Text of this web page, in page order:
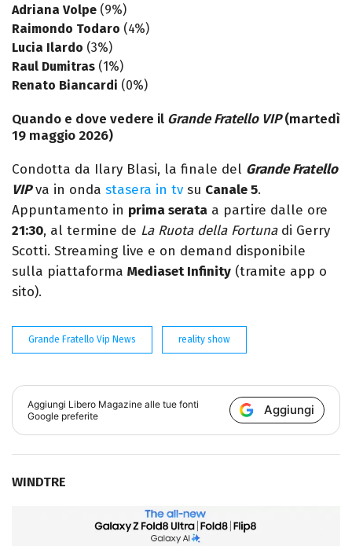
Adriana Volpe (9%)
Raimondo Todaro (4%)
Lucia Ilardo (3%)
Raul Dumitras (1%)
Renato Biancardi (0%)
Quando e dove vedere il Grande Fratello VIP(martedì
19 maggio 2026)
Condotta da Ilary Blasi, la finale del Grande Fratello
VIPva in onda stasera in tv su Canale 5.
Appuntamento in prima serata a partire dalle ore
21:30, al termine de La Ruota della Fortunadi Gerry
Scotti. Streaming live e on demand disponibile
sulla piattaforma Mediaset Infinity (tramite app o
sito).
Grande Fratello Vip News reality show
Aggiungi Libero Magazine alle tue fonti
Google preferite
Aggiungi
WINDTRE